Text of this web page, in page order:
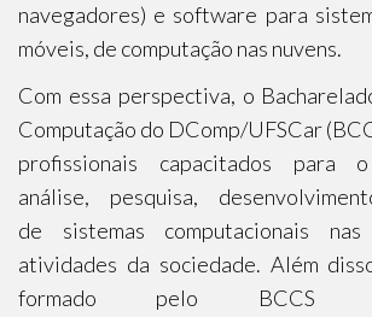
navegadores) e software para
móveis, de computação nas nuvens.
Com essa perspectiva, o
Computação do DComp/UFSCar
profissionais capacitados para o
análise, pesquisa,
de sistemas computacionais
atividades da sociedade. Além
formado pelo BCCS